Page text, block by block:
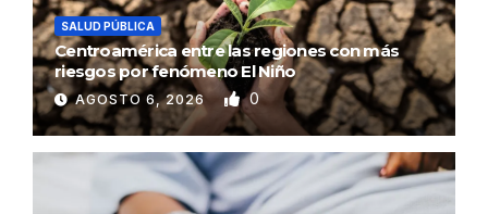
SALUD PÚBLICA
Centroamérica entre las regiones con más
riesgos por fenómeno El Niño
AGOSTO 6, 2026 0